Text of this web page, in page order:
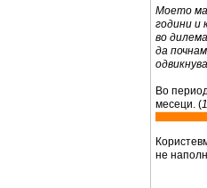
Моето
години и
во
да почнам
Во
месеци. (
не